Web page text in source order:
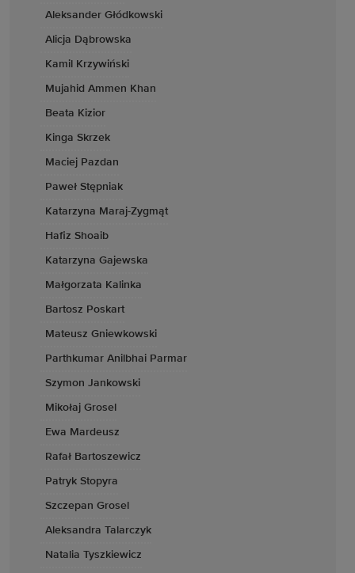
Aleksander Głódkowski
Alicja Dąbrowska
Kamil Krzywiński
Mujahid Ammen Khan
Beata Kizior
Kinga Skrzek
Maciej Pazdan
Paweł Stępniak
Katarzyna Maraj-Zygmąt
Hafiz Shoaib
Katarzyna Gajewska
Małgorzata Kalinka
Bartosz Poskart
Mateusz Gniewkowski
Parthkumar Anilbhai Parmar
Szymon Jankowski
Mikołaj Grosel
Ewa Mardeusz
Rafał Bartoszewicz
Patryk Stopyra
Szczepan Grosel
Aleksandra Talarczyk
Natalia Tyszkiewicz